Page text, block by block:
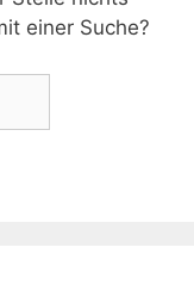
einer Suche?